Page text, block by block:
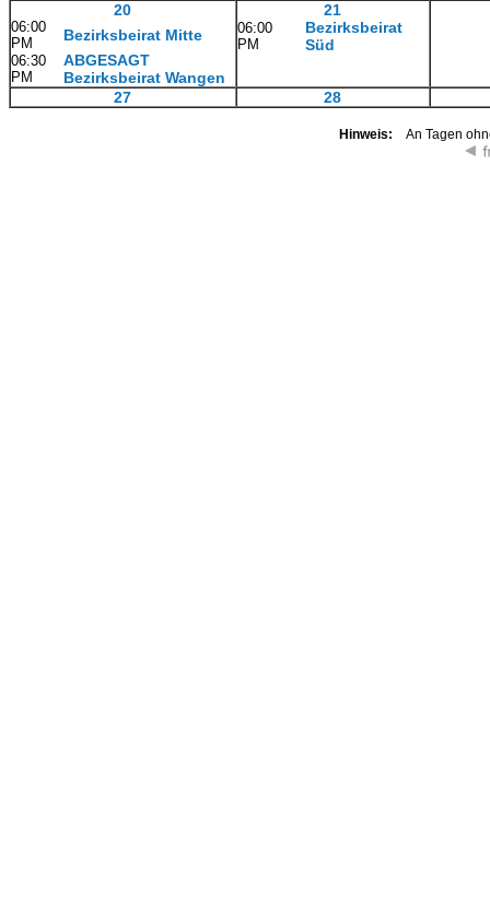
20
06:00
PM
Bezirksbeirat Mitte
06:30
PM
ABGESAGT
Bezirksbeirat Wangen
21
06:00
PM
Bezirksbeirat
Süd
27 28
Hinweis: An Tagen